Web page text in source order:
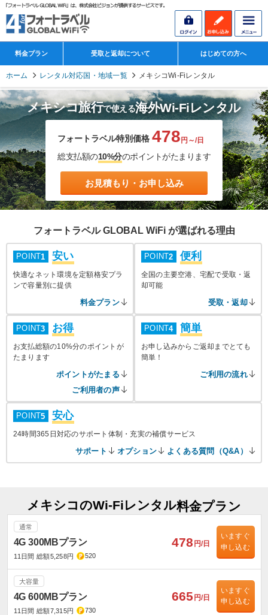
料金プラン 受取と返却について はじめての方へ
ホーム レンタル対応国・地域一覧 メキシコWi-Fiレンタル
メキシコ旅行で使える海外Wi-Fiレンタル
フォートラベル特別価格 478円～/日
総支払額の10%分のポイントがたまります
お見積もり・お申し込み
フォートラベル GLOBAL WiFi が選ばれる理由
POINT1 安い
快適なネット環境を定額格安プラ
ンで容量別に提供
料金プラン
POINT2 便利
全国の主要空港、宅配で受取・返
却可能
受取・返却
POINT3 お得
お支払総額の10%分のポイントが
たまります
ポイントがたまる
ご利用者の声
POINT4 簡単
お申し込みからご返却までとても
簡単！
ご利用の流れ
POINT5 安心
24時間365日対応のサポート体制・充実の補償サービス
サポート オプション よくある質問（Q&A）
メキシコのWi-Fiレンタル料金プラン
通常
4G 300MBプラン
11日間 総額5,258円 520
478 円/日
いますぐ
申し込む
大容量
4G 600MBプラン
11日間 総額7,315円 730
665 円/日
いますぐ
申し込む